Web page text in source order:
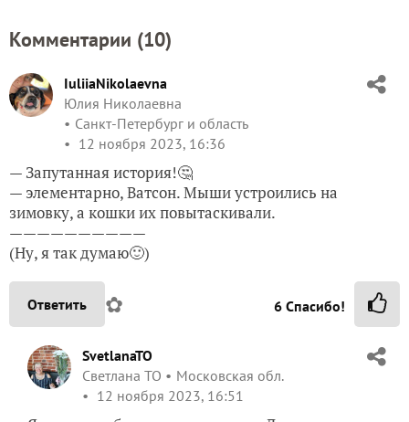
Комментарии (10)
IuliiaNikolaevna
Юлия Николаевна
Санкт-Петербург и область
12 ноября 2023, 16:36
— Запутанная история!🤔
— элементарно, Ватсон. Мыши устроились на
зимовку, а кошки их повытаскивали.
——————————
(Ну, я так думаю🙂)
Ответить ✿ 6 Спасибо!
SvetlanaTO
Светлана ТО
Московская обл.
12 ноября 2023, 16:51